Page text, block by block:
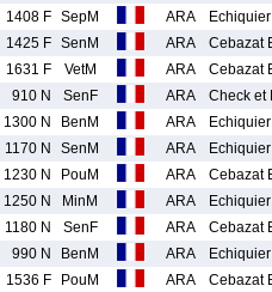
1408 F SepM ARA
1425 F SenM ARA Cebazat
1631 F VetM ARA Cebazat
910 N SenF ARA Check et
1300 N BenM ARA
1170 N SenM ARA
1230 N PouM ARA Cebazat
1250 N MinM ARA
1180 N SenF ARA Cebazat
990 N BenM ARA
1536 F PouM ARA Cebazat